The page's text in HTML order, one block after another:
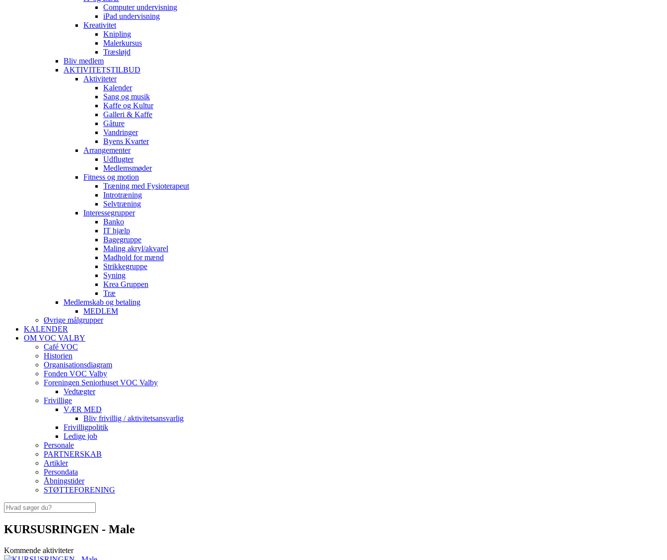
Computer undervisning
iPad undervisning
Kreativitet
Knipling
Malerkursus
Træsløjd
Bliv medlem
AKTIVITETSTILBUD
Aktiviteter
Kalender
Sang og musik
Kaffe og Kultur
Galleri & Kaffe
Gåture
Vandringer
Byens Kvarter
Arrangementer
Udflugter
Medlemsmøder
Fitness og motion
Træning med Fysioterapeut
Introtræning
Selvtræning
Interessegrupper
Banko
IT hjælp
Bagegruppe
Maling akryl/akvarel
Madhold for mænd
Strikkegruppe
Syning
Krea Gruppen
Træ
Medlemskab og betaling
MEDLEM
Øvrige målgrupper
KALENDER
OM VOC VALBY
Café VOC
Historien
Organisationsdiagram
Fonden VOC Valby
Foreningen Seniorhuset VOC Valby
Vedtægter
Frivillige
VÆR MED
Bliv frivillig / aktivitetsansvarlig
Frivilligpolitik
Ledige job
Personale
PARTNERSKAB
Artikler
Persondata
Åbningstider
STØTTEFORENING
KURSUSRINGEN - Male
Kommende aktiviteter